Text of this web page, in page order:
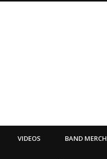
Records –
VIDEOS BAND